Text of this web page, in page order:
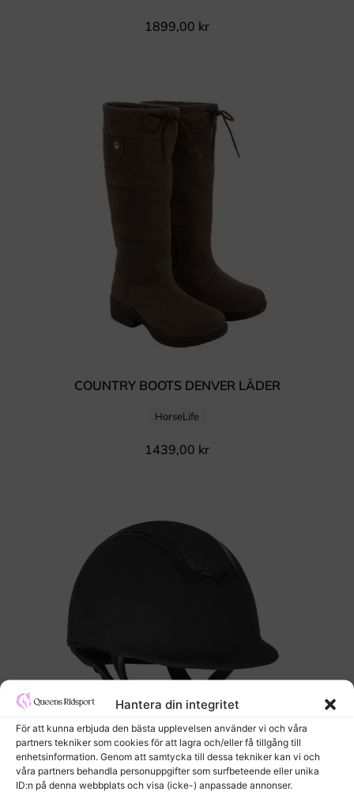
Hantera din integritet
För att kunna erbjuda den bästa upplevelsen använder vi och våra
partners tekniker som cookies för att lagra och/eller få tillgång till
enhetsinformation. Genom att samtycka till dessa tekniker kan vi och
våra partners behandla personuppgifter som surfbeteende eller unika
ID:n på denna webbplats och visa (icke-) anpassade annonser.
1899,00 kr
COUNTRY BOOTS DENVER LÄDER
HorseLife
1439,00 kr